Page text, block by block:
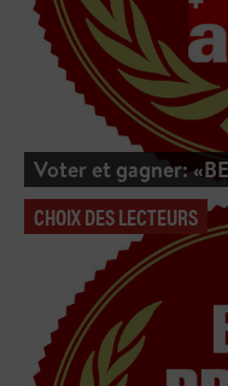
Voter et gagner:
CHOIX DES LECTEURS